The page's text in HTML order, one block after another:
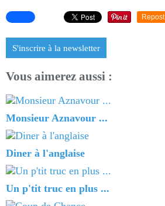
Repost
S'inscrire à la newsletter
Vous aimerez aussi :
Monsieur Aznavour ...
Diner à l'anglaise
Un p'tit truc en plus ...